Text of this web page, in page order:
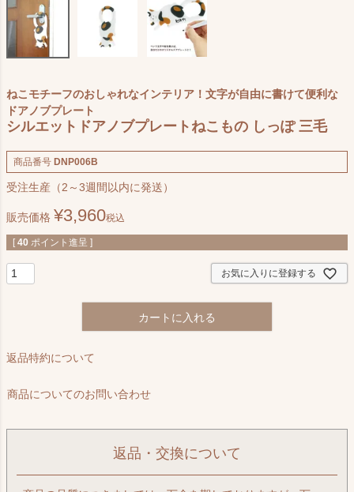
ねこモチーフのおしゃれなインテリア！文字が自由に書けて便利な
ドアノブプレート
シルエットドアノブプレートねこもの しっぽ 三毛
商品番号 DNP006B
受注生産（2～3週間以内に発送）
販売価格 ¥3,960税込
[ 40 ポイント進呈 ]
お気に入りに登録する
カートに入れる
返品特約について
商品についてのお問い合わせ
返品・交換について